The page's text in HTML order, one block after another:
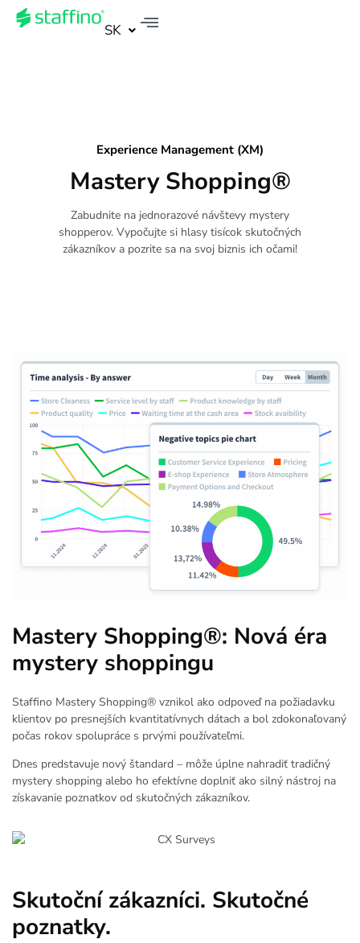
SK
Experience Management (XM)
Mastery Shopping®
Zabudnite na jednorazové návštevy mystery
shopperov. Vypočujte si hlasy tisícok skutočných
zákazníkov a pozrite sa na svoj biznis ich očami!
Mastery Shopping®: Nová éra
mystery shoppingu
Staffino Mastery Shopping® vznikol ako odpoveď na požiadavku
klientov po presnejších kvantitatívnych dátach a bol zdokonaľovaný
počas rokov spolupráce s prvými používateľmi.
Dnes predstavuje nový štandard – môže úplne nahradiť tradičný
mystery shopping alebo ho efektívne doplniť ako silný nástroj na
získavanie poznatkov od skutočných zákazníkov.
Skutoční zákazníci. Skutočné
poznatky.